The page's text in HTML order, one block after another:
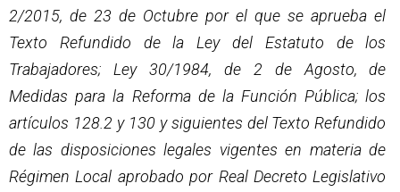
2/2015, de 23 de Octubre por el que se aprueba el
Texto Refundido de la Ley del Estatuto de los
Trabajadores; Ley 30/1984, de 2 de Agosto, de
Medidas para la Reforma de la Función Pública; los
artículos 128.2 y 130 y siguientes del Texto Refundido
de las disposiciones legales vigentes en materia de
Régimen Local aprobado por Real Decreto Legislativo